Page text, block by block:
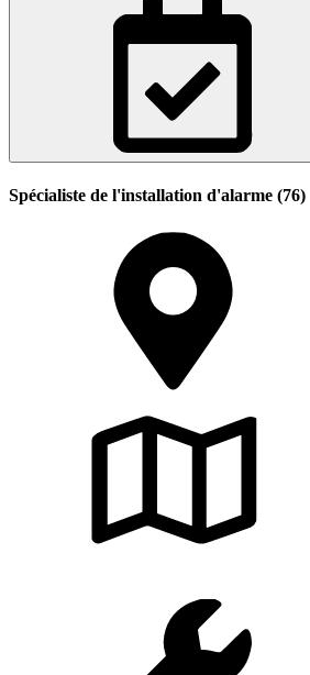
Spécialiste de l'installation d'alarme (76)